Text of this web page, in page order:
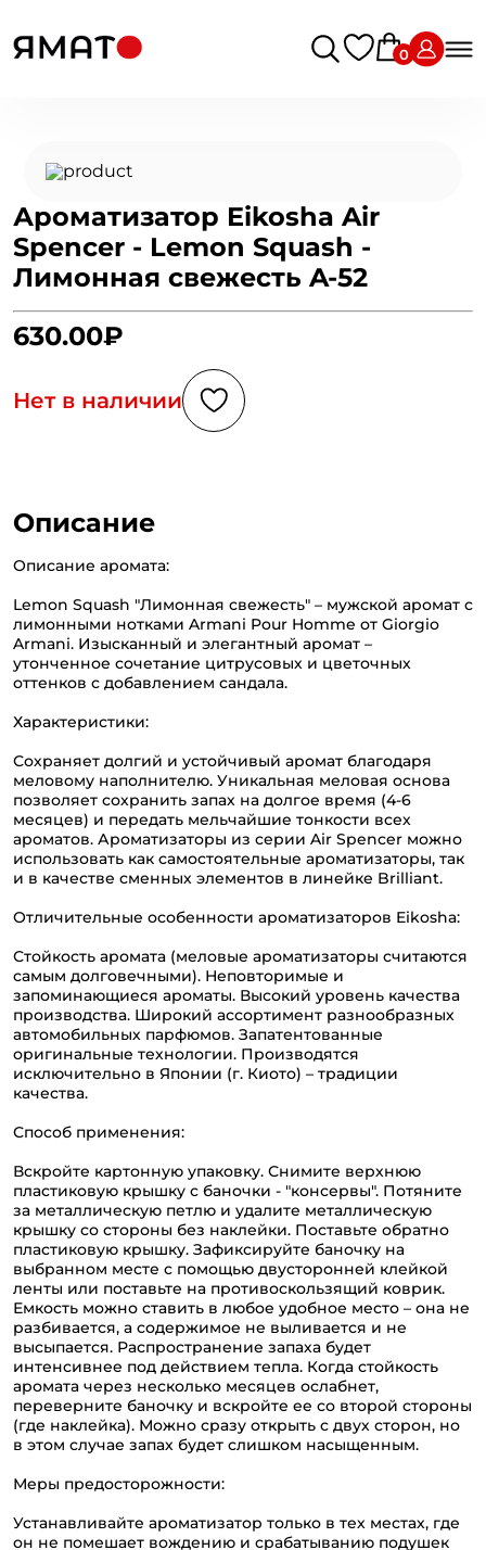
0
Ароматизатор Eikosha Air
Spencer - Lemon Squash -
Лимонная свежесть A-52
630.00₽
Нет в наличии
Описание
Описание аромата:
Lemon Squash "Лимонная свежесть" – мужской аромат с
лимонными нотками Armani Pour Homme от Giorgio
Armani. Изысканный и элегантный аромат –
утонченное сочетание цитрусовых и цветочных
оттенков с добавлением сандала.
Характеристики:
Сохраняет долгий и устойчивый аромат благодаря
меловому наполнителю. Уникальная меловая основа
позволяет сохранить запах на долгое время (4-6
месяцев) и передать мельчайшие тонкости всех
ароматов. Ароматизаторы из серии Air Spencer можно
использовать как самостоятельные ароматизаторы, так
и в качестве сменных элементов в линейке Brilliant.
Отличительные особенности ароматизаторов Eikosha:
Стойкость аромата (меловые ароматизаторы считаются
самым долговечными). Неповторимые и
запоминающиеся ароматы. Высокий уровень качества
производства. Широкий ассортимент разнообразных
автомобильных парфюмов. Запатентованные
оригинальные технологии. Производятся
исключительно в Японии (г. Киото) – традиции
качества.
Способ применения:
Вскройте картонную упаковку. Снимите верхнюю
пластиковую крышку с баночки - "консервы". Потяните
за металлическую петлю и удалите металлическую
крышку со стороны без наклейки. Поставьте обратно
пластиковую крышку. Зафиксируйте баночку на
выбранном месте с помощью двусторонней клейкой
ленты или поставьте на противоскользящий коврик.
Емкость можно ставить в любое удобное место – она не
разбивается, а содержимое не выливается и не
высыпается. Распространение запаха будет
интенсивнее под действием тепла. Когда стойкость
аромата через несколько месяцев ослабнет,
переверните баночку и вскройте ее со второй стороны
(где наклейка). Можно сразу открыть с двух сторон, но
в этом случае запах будет слишком насыщенным.
Меры предосторожности:
Устанавливайте ароматизатор только в тех местах, где
он не помешает вождению и срабатыванию подушек